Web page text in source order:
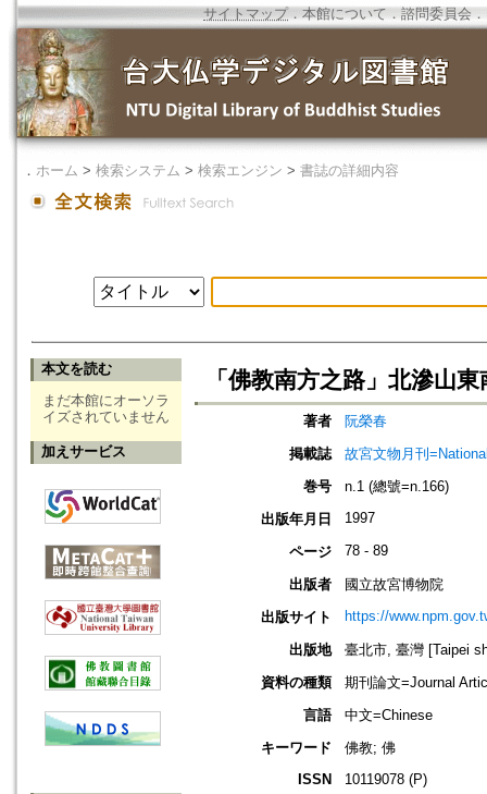
サイトマップ．本館について ． 諮問委員会 ．
． ホーム > 検索システム > 検索エンジン > 書誌の詳細内容
本文を読む
まだ本館にオーソラ
イズされていません
加えサービス
「佛教南方之路」北滲山
著者
阮榮春
掲載誌
故宮文物月刊
巻号
n.1 (總號=n.166)
出版年月日
1997
ページ 78 - 89
出版者
國立故宮博物院
出版サイト
https://
出版地
臺北市, 臺灣 [Taipei
資料の種類
期刊論文=Journal
言語
中文=Chinese
キーワード
佛教; 佛
ISSN
10119078 (P)